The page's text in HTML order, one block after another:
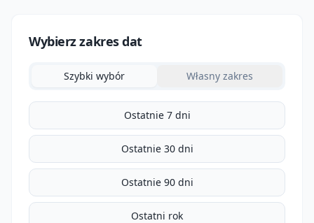
Wybierz zakres dat
Szybki wybór Własny zakres
Ostatnie 7 dni
Ostatnie 30 dni
Ostatnie 90 dni
Ostatni rok